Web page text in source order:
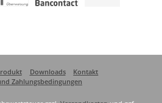
Downloads
Kontakt
Zahlungsbedingungen